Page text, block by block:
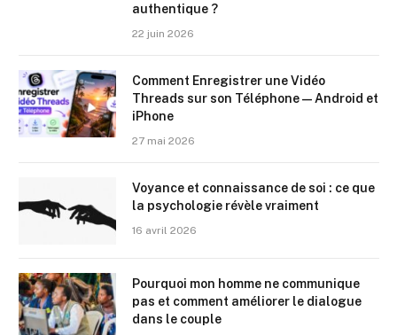
authentique ?
22 juin 2026
Comment Enregistrer une Vidéo
Threads sur son Téléphone — Android et
iPhone
27 mai 2026
Voyance et connaissance de soi : ce que
la psychologie révèle vraiment
16 avril 2026
Pourquoi mon homme ne communique
pas et comment améliorer le dialogue
dans le couple